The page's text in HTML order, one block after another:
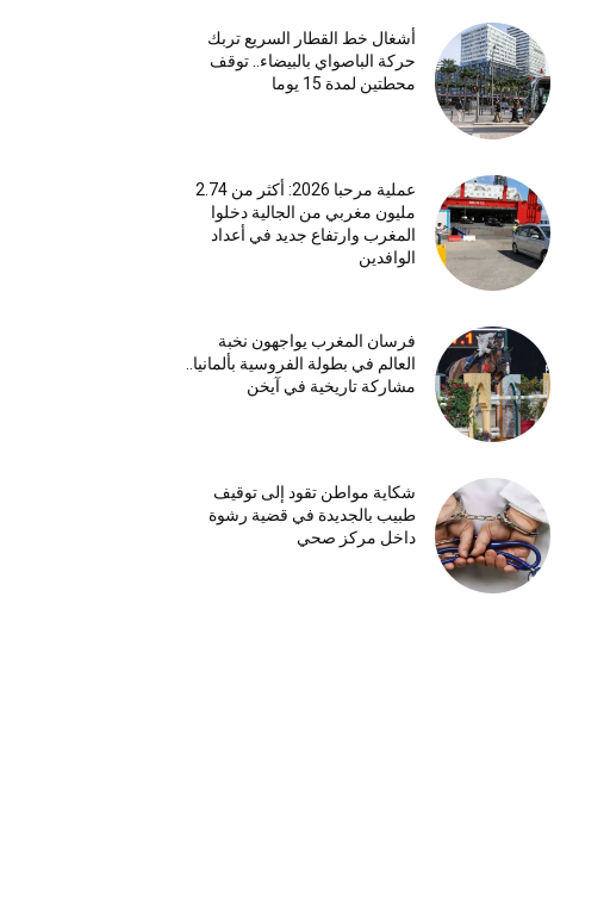
أشغال خط القطار السريع تربك
حركة الباصواي بالبيضاء.. توقف
محطتين لمدة 15 يوما
عملية مرحبا 2026: أكثر من 2.74
مليون مغربي من الجالية دخلوا
المغرب وارتفاع جديد في أعداد
الوافدين
فرسان المغرب يواجهون نخبة
العالم في بطولة الفروسية بألمانيا..
مشاركة تاريخية في آيخن
شكاية مواطن تقود إلى توقيف
طبيب بالجديدة في قضية رشوة
داخل مركز صحي